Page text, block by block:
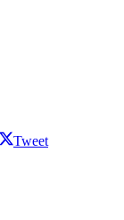
Tweet